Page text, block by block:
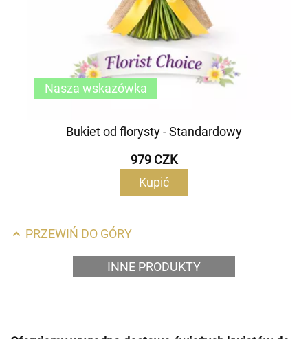
Bukiet od florysty - Standardowy
979 CZK
Kupić
Nasza wskazówka
PRZEWIŃ DO GÓRY
INNE PRODUKTY